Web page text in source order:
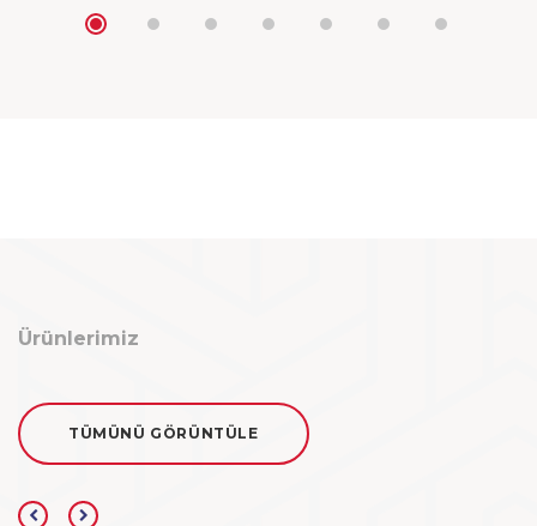
Ürünlerimiz
TÜMÜNÜ GÖRÜNTÜLE